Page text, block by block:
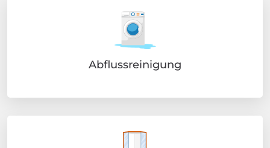
Abflussreinigung